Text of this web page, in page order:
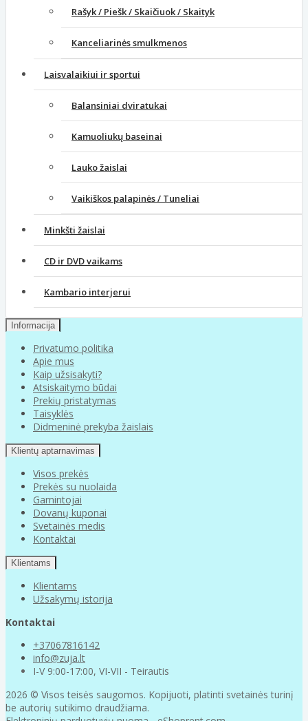
Rašyk / Piešk / Skaičiuok / Skaityk
Kanceliarinės smulkmenos
Laisvalaikiui ir sportui
Balansiniai dviratukai
Kamuoliukų baseinai
Lauko žaislai
Vaikiškos palapinės / Tuneliai
Minkšti žaislai
CD ir DVD vaikams
Kambario interjerui
Informacija
Privatumo politika
Apie mus
Kaip užsisakyti?
Atsiskaitymo būdai
Prekių pristatymas
Taisyklės
Didmeninė prekyba žaislais
Klientų aptarnavimas
Visos prekės
Prekės su nuolaida
Gamintojai
Dovanų kuponai
Svetainės medis
Kontaktai
Klientams
Klientams
Užsakymų istorija
Kontaktai
+37067816142
info@zuja.lt
I-V 9:00-17:00, VI-VII - Teirautis
2026 © Visos teisės saugomos. Kopijuoti, platinti svetainės turinį
be autorių sutikimo draudžiama.